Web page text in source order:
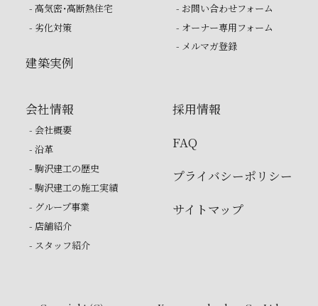
- 高気密・高断熱住宅
- 劣化対策
建築実例
- お問い合わせフォーム
- オーナー専用フォーム
- メルマガ登録
会社情報
- 会社概要
- 沿革
- 駒沢建工の歴史
- 駒沢建工の施工実績
- グループ事業
- 店舗紹介
- スタッフ紹介
採用情報
FAQ
プライバシーポリシー
サイトマップ